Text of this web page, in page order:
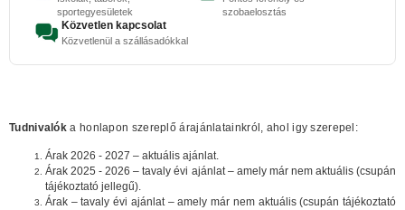
sportegyesületek
szobaelosztás
Közvetlen kapcsolat
Közvetlenül a szállásadókkal
Tudnivalók a honlapon szereplő árajánlatainkról, ahol igy szerepel:
Árak 2026 - 2027 – aktuális ajánlat.
Árak 2025 - 2026 – tavaly évi ajánlat – amely már nem aktuális (csupán
tájékoztató jellegű).
Árak – tavaly évi ajánlat – amely már nem aktuális (csupán tájékoztató